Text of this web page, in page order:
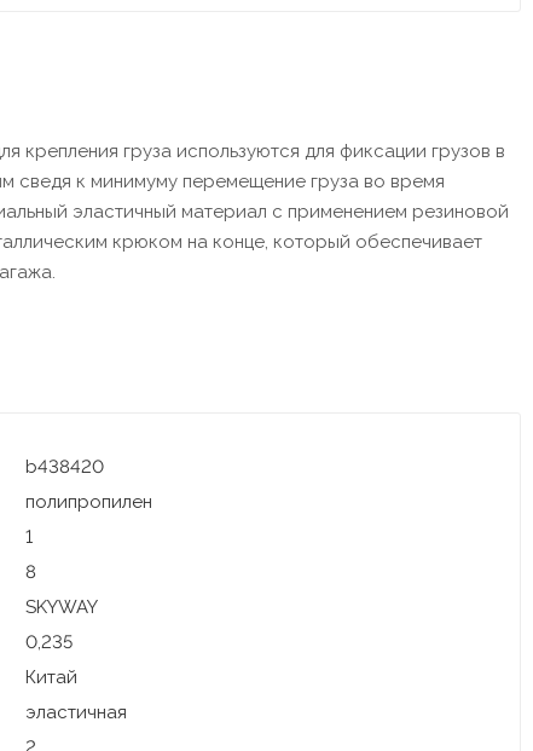
крепления груза используются для фиксации грузов в
сведя к минимуму перемещение груза во время
эластичный материал с применением резиновой
крюком на конце, который обеспечивает
b438420
полипропилен
1
8
SKYWAY
0,235
Китай
эластичная